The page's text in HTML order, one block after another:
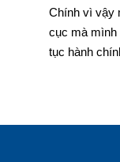
Chính vì vậy
cục mà mình
tục hành